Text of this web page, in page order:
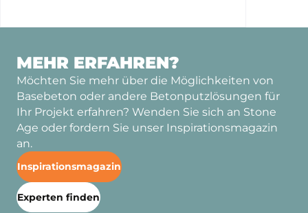
MEHR ERFAHREN?
Möchten Sie mehr über die Möglichkeiten von
Basebeton oder andere Betonputzlösungen für
Ihr Projekt erfahren? Wenden Sie sich an Stone
Age oder fordern Sie unser Inspirationsmagazin
an.
Inspirationsmagazin
Experten finden